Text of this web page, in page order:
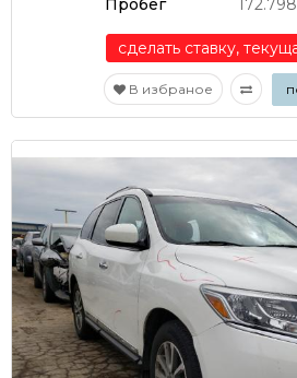
Пробег
сделать ставку,
В избраное